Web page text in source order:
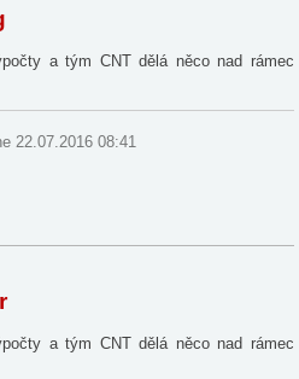
a tým CNT dělá něco nad rámec
22.07.2016 08:41
a tým CNT dělá něco nad rámec